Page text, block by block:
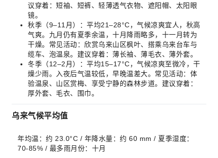
议穿着：短袖、短裤、轻薄透气衣物、遮阳帽、太阳眼
镜。
秋季（9–11月）：平均21–28°C，气候凉爽宜人，秋高
气爽。九月仍有夏季余温，十月降雨略多，十一月转为
干燥。常见活动：欣赏乌来山区枫叶、搭乘乌来台车与
缆车、泡温泉。建议穿着：薄长袖、薄毛衣、薄外套。
冬季（12–2月）：平均15–17°C，气候凉爽至微冷，干
燥少雨。入夜后气温较低，早晚温差大。常见活动：体
验温泉、山区赏梅、享受宁静的森林步道。建议穿着：
厚外套、毛衣、围巾。
乌来气候平均值
年均温：约 23.0°C / 年降水量：约 60 mm / 夏季湿度：
70-85% / 最多雨月份：十月